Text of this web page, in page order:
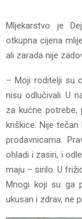
Mljekarstvo je
otkupna cijena
ali zarada nije
– Moji roditelji su
nisu odlučivali. U
za kućne
kriškice. Nije
prodavnicama.
ohladi i zasiri, i
maju – sirilo. U
Mnogi koji su ga
ukusan i zdrav, ne